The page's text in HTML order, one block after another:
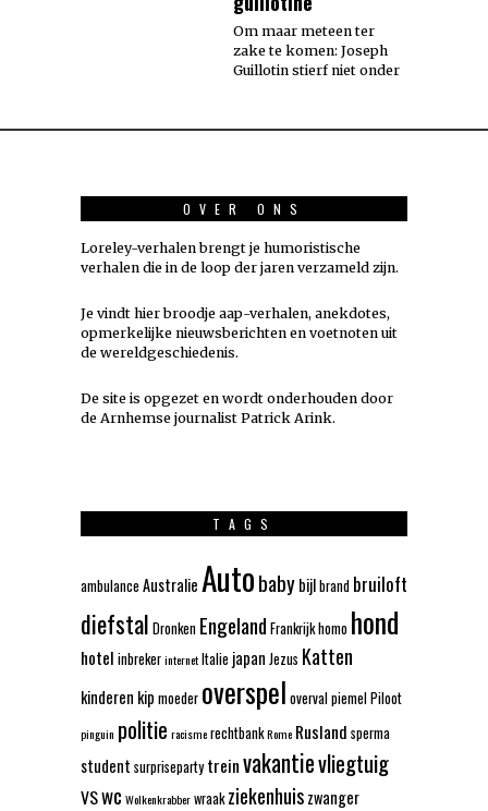
Om maar meteen ter
zake te komen: Joseph
Guillotin stierf niet onder
OVER ONS
Loreley-verhalen brengt je humoristische
verhalen die in de loop der jaren verzameld zijn.
Je vindt hier broodje aap-verhalen, anekdotes,
opmerkelijke nieuwsberichten en voetnoten uit
de wereldgeschiedenis.
De site is opgezet en wordt onderhouden door
de Arnhemse journalist Patrick Arink.
TAGS
ambulance AustralieAutobabybijlbrand bruiloft
diefstal Dronken Engeland Frankrijkhomo hond
hotel inbrekerinternetItalie japan Jezus Katten
kinderen kip moeder overspel overvalpiemelPiloot
pinguin politie racismerechtbankRome Rusland sperma
student surpriseparty treinvakantievliegtuig
VSwc Wolkenkrabberwraak ziekenhuiszwanger